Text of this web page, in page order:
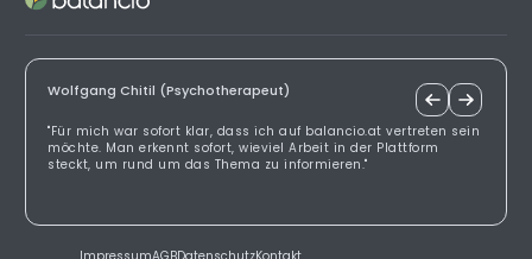
Wolfgang Chitil (Psychotherapeut)
"Für mich war sofort klar, dass ich auf balancio.at vertreten sein
möchte. Man erkennt sofort, wieviel Arbeit in der Plattform
steckt, um rund um das Thema zu informieren."